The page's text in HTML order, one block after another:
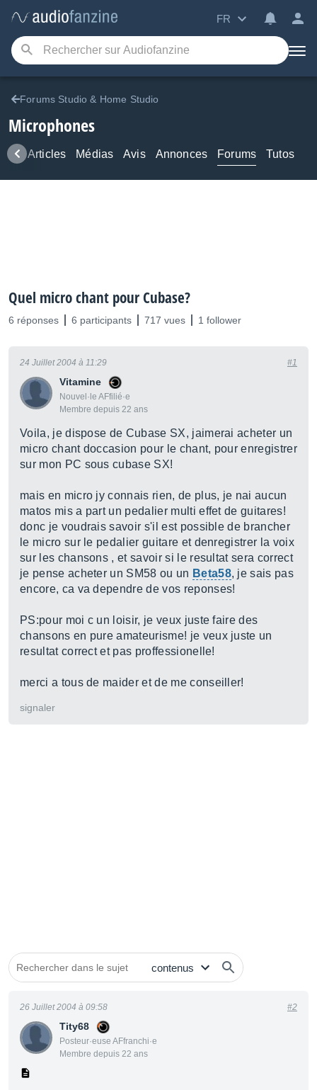
FR
Forums Studio & Home Studio
Microphones
Articles Médias Avis Annonces Forums Tutos
Quel micro chant pour Cubase?
6 réponses 6 participants 717 vues 1 follower
Vitamine
Nouvel·le AFfilié·e
Membre depuis 22 ans
24 Juillet 2004 à 11:29 #1
Voila, je dispose de Cubase SX, jaimerai acheter un
micro chant doccasion pour le chant, pour enregistrer
sur mon PC sous cubase SX!
mais en micro jy connais rien, de plus, je nai aucun
matos mis a part un pedalier multi effet de guitares!
donc je voudrais savoir s'il est possible de brancher
le micro sur le pedalier guitare et denregistrer la voix
sur les chansons , et savoir si le resultat sera correct
je pense acheter un SM58 ou un Beta58, je sais pas
encore, ca va dependre de vos reponses!
PS:pour moi c un loisir, je veux juste faire des
chansons en pure amateurisme! je veux juste un
resultat correct et pas proffessionelle!
merci a tous de maider et de me conseiller!
signaler
Tity68
Posteur·euse AFfranchi·e
Membre depuis 22 ans
26 Juillet 2004 à 09:58 #2